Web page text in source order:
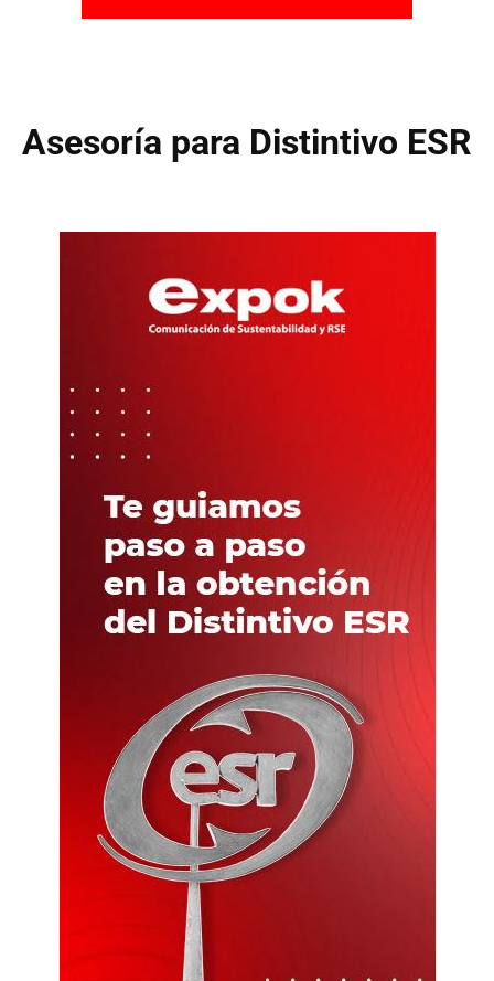
Asesoría para Distintivo ESR